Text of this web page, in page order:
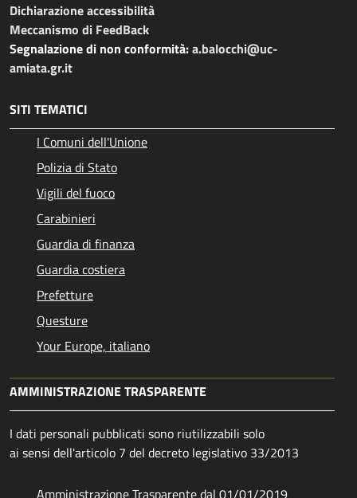
Dichiarazione accessibilità
Meccanismo di FeedBack
Segnalazione di non conformità:a.balocchi@uc-
amiata.gr.it
SITI TEMATICI
I Comuni dell'Unione
Polizia di Stato
Vigili del fuoco
Carabinieri
Guardia di finanza
Guardia costiera
Prefetture
Questure
Your Europe, italiano
AMMINISTRAZIONE TRASPARENTE
I dati personali pubblicati sono riutilizzabili solo
ai sensi dell'articolo 7 del decreto legislativo 33/2013
Amministrazione Trasparente dal 01/01/2019